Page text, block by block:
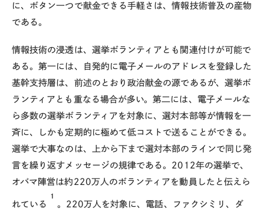
に、ボタン一つで献金できる手軽さは、情報技術普及の産物
である。
情報技術の浸透は、選挙ボランティアとも関連付けが可能で
ある。第一には、自発的に電子メールのアドレスを登録した
基幹支持層は、前述のとおり政治献金の源であるが、選挙ボ
ランティアとも重なる場合が多い。第二には、電子メールな
ら多数の選挙ボランティアを対象に、選対本部等が情報を一
斉に、しかも定期的に極めて低コストで送ることができる。
選挙で大事なのは、上から下まで選対本部のラインで同じ発
言を繰り返すメッセージの規律である。2012年の選挙で、
オバマ陣営は約220万人のボランティアを動員したと伝えら
れている
1
。220万人を対象に、電話、ファクシミリ、ダ